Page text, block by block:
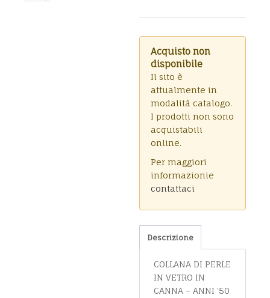
Acquisto non
disponibile
Il sito è
attualmente in
modalità catalogo.
I prodotti non sono
acquistabili
online.
Per maggiori
informazionie
contattaci
Descrizione
COLLANA DI PERLE
IN VETRO IN
CANNA – ANNI ’50